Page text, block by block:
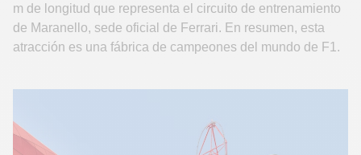
m de longitud que representa el circuito de entrenamiento
de Maranello, sede oficial de Ferrari. En resumen, esta
atracción es una fábrica de campeones del mundo de F1.